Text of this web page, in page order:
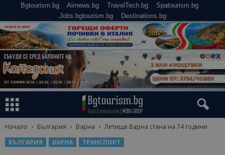
Bgtourism.bg Airnews.bg TravelTech.bg
Spatourism.bg
Jobs.bgtourism.bg
Destinations.bg
Начало България Варна
Летище Варна стана на 74 години
БЪЛГАРИЯ
ВАРНА ТРАНСПОРТ